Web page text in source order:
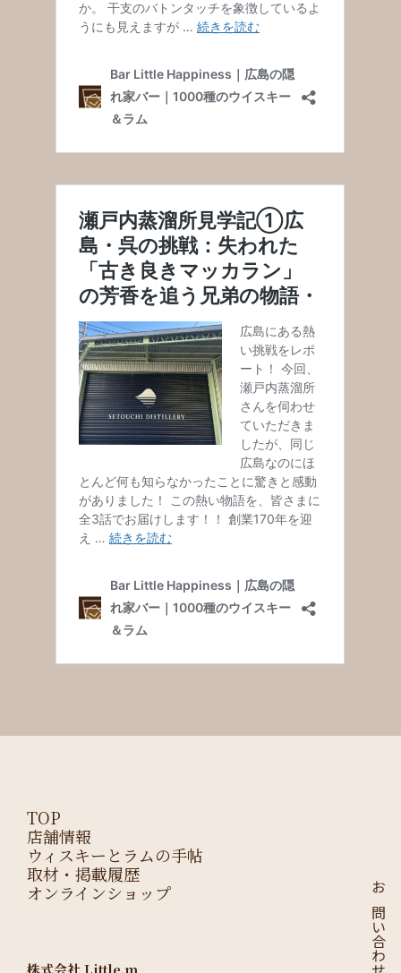
TOP
店舗情報
ウィスキーとラムの手帖
取材・掲載履歴
オンラインショップ